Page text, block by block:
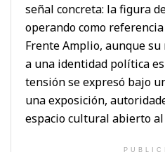
señal concreta: la figura
operando como
Frente Amplio, aunque
a una identidad política
tensión se expresó bajo
una exposición,
espacio cultural abierto